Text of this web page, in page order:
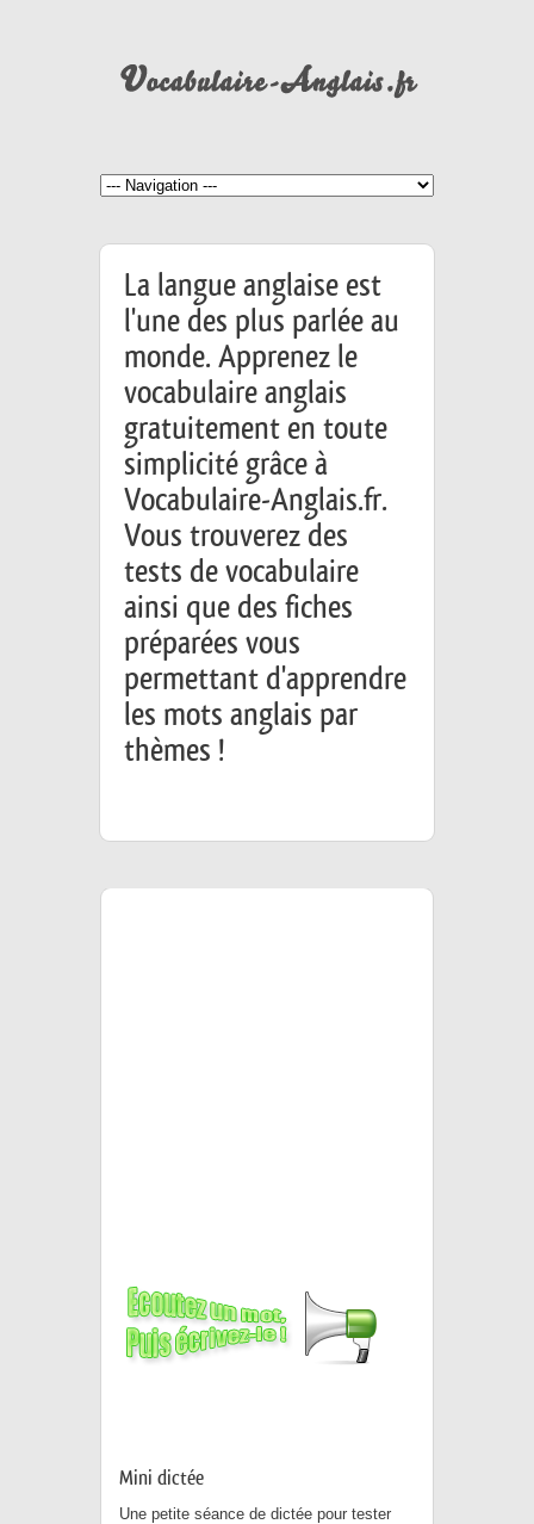
La langue anglaise est
l'une des plus parlée au
monde. Apprenez le
vocabulaire anglais
gratuitement en toute
simplicité grâce à
Vocabulaire-Anglais.fr.
Vous trouverez des
tests de vocabulaire
ainsi que des fiches
préparées vous
permettant d'apprendre
les mots anglais par
thèmes !
Mini dictée
Une petite séance de dictée pour tester